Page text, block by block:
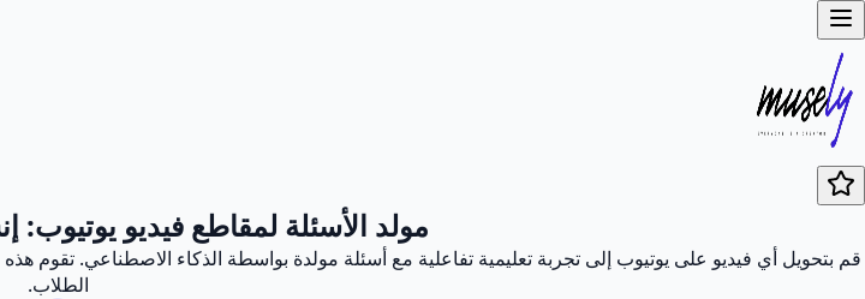
مولد الأسئلة لمقاطع فيديو يوتيوب:
قم بتحويل أي فيديو على يوتيوب إلى تجربة تعليمية تفاعلية مع أسئلة مولدة بواسطة الذكاء الاصطناعي. تقوم
الطلاب.